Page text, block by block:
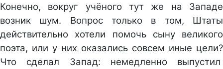
Конечно, вокруг учёного тут же на Западе
возник шум. Вопрос только в том, Штаты
действительно хотели помочь сыну великого
поэта, или у них оказались совсем иные цели?
Что сделал Запад: немедленно выпустил